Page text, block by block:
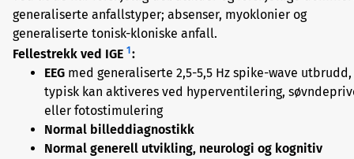
generaliserte anfallstyper; absenser, myoklonier og
generaliserte tonisk-kloniske anfall.
Fellestrekk ved IGE 1 :
EEG med generaliserte 2,5-5,5 Hz spike-wave utbrudd,
typisk kan aktiveres ved hyperventilering,
eller fotostimulering
Normal billeddiagnostikk
Normal generell utvikling, neurologi og kognitiv